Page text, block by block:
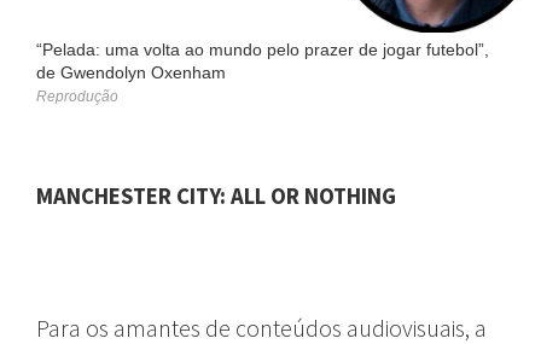
“Pelada: uma volta ao mundo pelo prazer de jogar futebol”,
de Gwendolyn Oxenham
Reprodução
MANCHESTER CITY: ALL OR NOTHING
Para os amantes de conteúdos audiovisuais, a